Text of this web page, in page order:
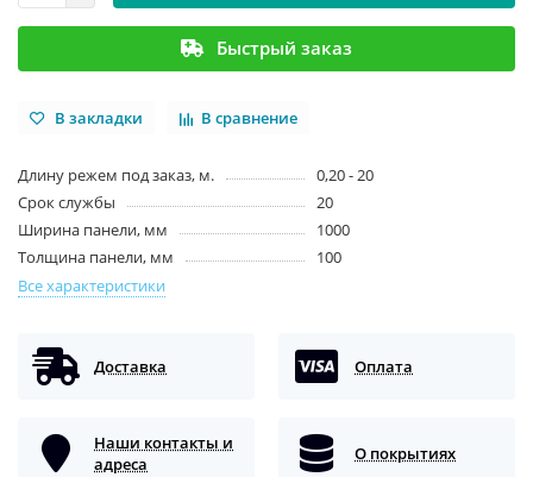
Быстрый заказ
В закладки В сравнение
Длину режем под заказ, м.
0,20 - 20
Срок службы
20
Ширина панели, мм
1000
Толщина панели, мм
100
Все характеристики
Доставка Оплата
Наши контакты и
адреса
О покрытиях